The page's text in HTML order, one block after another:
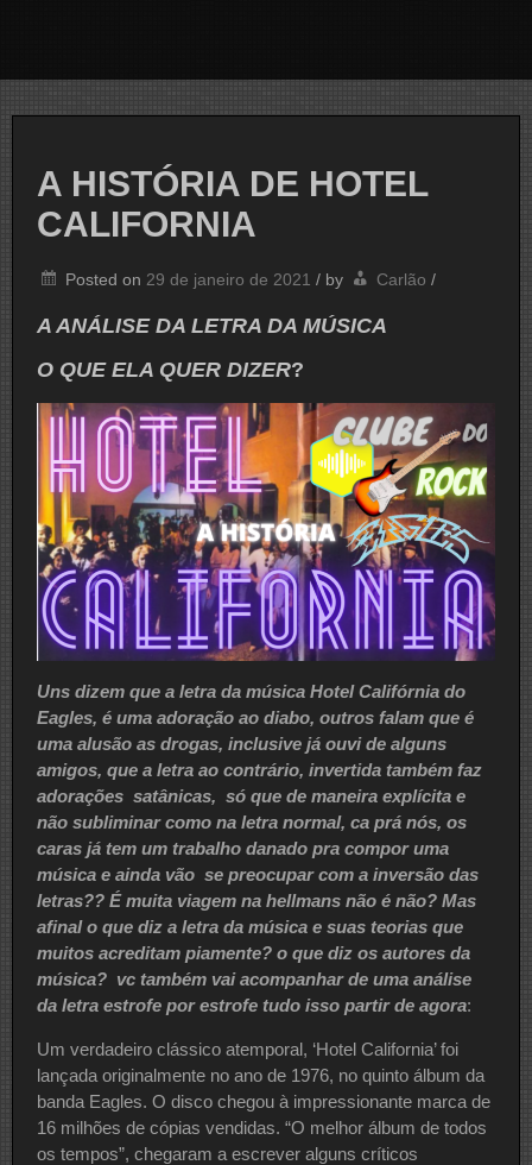
A HISTÓRIA DE HOTEL
CALIFORNIA
Posted on 29 de janeiro de 2021 / by Carlão /
A ANÁLISE DA LETRA DA MÚSICA
O QUE ELA QUER DIZER?
Uns dizem que a letra da música Hotel Califórnia do
Eagles, é uma adoração ao diabo, outros falam que é
uma alusão as drogas, inclusive já ouvi de alguns
amigos, que a letra ao contrário, invertida também faz
adorações satânicas, só que de maneira explícita e
não subliminar como na letra normal, ca prá nós, os
caras já tem um trabalho danado pra compor uma
música e ainda vão se preocupar com a inversão das
letras?? É muita viagem na hellmans não é não? Mas
afinal o que diz a letra da música e suas teorias que
muitos acreditam piamente? o que diz os autores da
música? vc também vai acompanhar de uma análise
da letra estrofe por estrofe tudo isso partir de agora:
Um verdadeiro clássico atemporal, ‘Hotel California’ foi
lançada originalmente no ano de 1976, no quinto álbum da
banda Eagles. O disco chegou à impressionante marca de
16 milhões de cópias vendidas. “O melhor álbum de todos
os tempos”, chegaram a escrever alguns críticos